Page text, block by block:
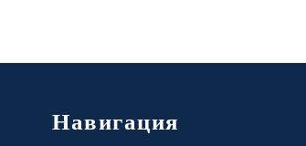
Навигация